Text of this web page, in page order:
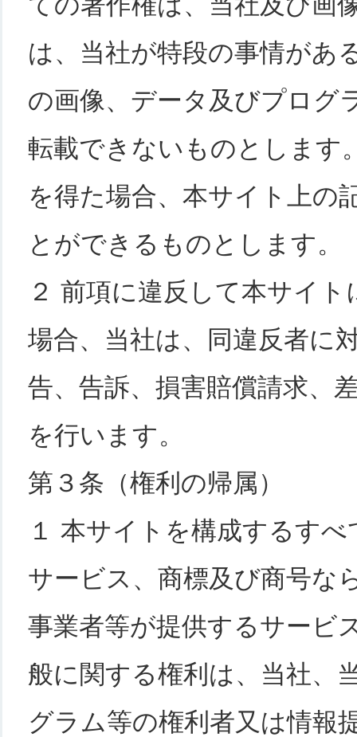
は、当社が特段の事情があ
の画像、データ及びプログ
転載できないものとします
を得た場合、本サイト上の
とができるものとします。
２ 前項に違反して本サイ
場合、当社は、同違反者に
告、告訴、損害賠償請求、
を行います。
第３条（権利の帰属）
１ 本サイトを構成するす
サービス、商標及び商号な
事業者等が提供するサービ
般に関する権利は、当社、
グラム等の権利者又は情報